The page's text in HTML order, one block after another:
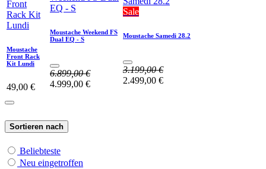
Moustache
Front Rack
Kit Lundi
49,00 €
Moustache Weekend FS
Dual EQ - S
6.899,00€
4.999,00 €
Sale
Moustache Samedi 28.2
3.199,00€
2.499,00 €
Sortieren nach
Beliebteste
Neu eingetroffen